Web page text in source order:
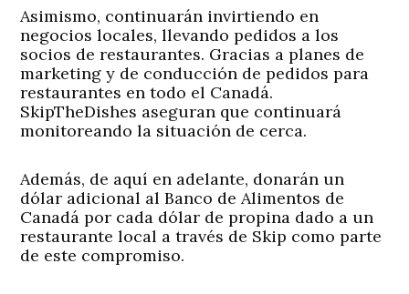
Asimismo, continuarán invirtiendo en
negocios locales, llevando pedidos a los
socios de restaurantes. Gracias a planes de
marketing y de conducción de pedidos para
restaurantes en todo el Canadá.
SkipTheDishes aseguran que continuará
monitoreando la situación de cerca.
Además, de aquí en adelante, donarán un
dólar adicional al Banco de Alimentos de
Canadá por cada dólar de propina dado a un
restaurante local a través de Skip como parte
de este compromiso.